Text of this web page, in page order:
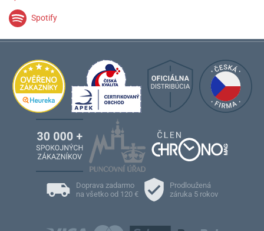
Spotify
Doprava zadarmo
na všetko od 120 €
Prodloužená
záruka 5 rokov